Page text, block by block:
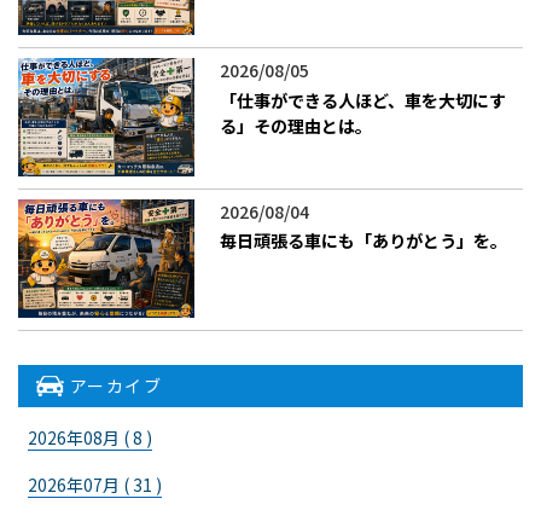
2026/08/05
「仕事ができる人ほど、車を大切にす
る」その理由とは。
2026/08/04
毎日頑張る車にも「ありがとう」を。
アーカイブ
2026年08月 ( 8 )
2026年07月 ( 31 )